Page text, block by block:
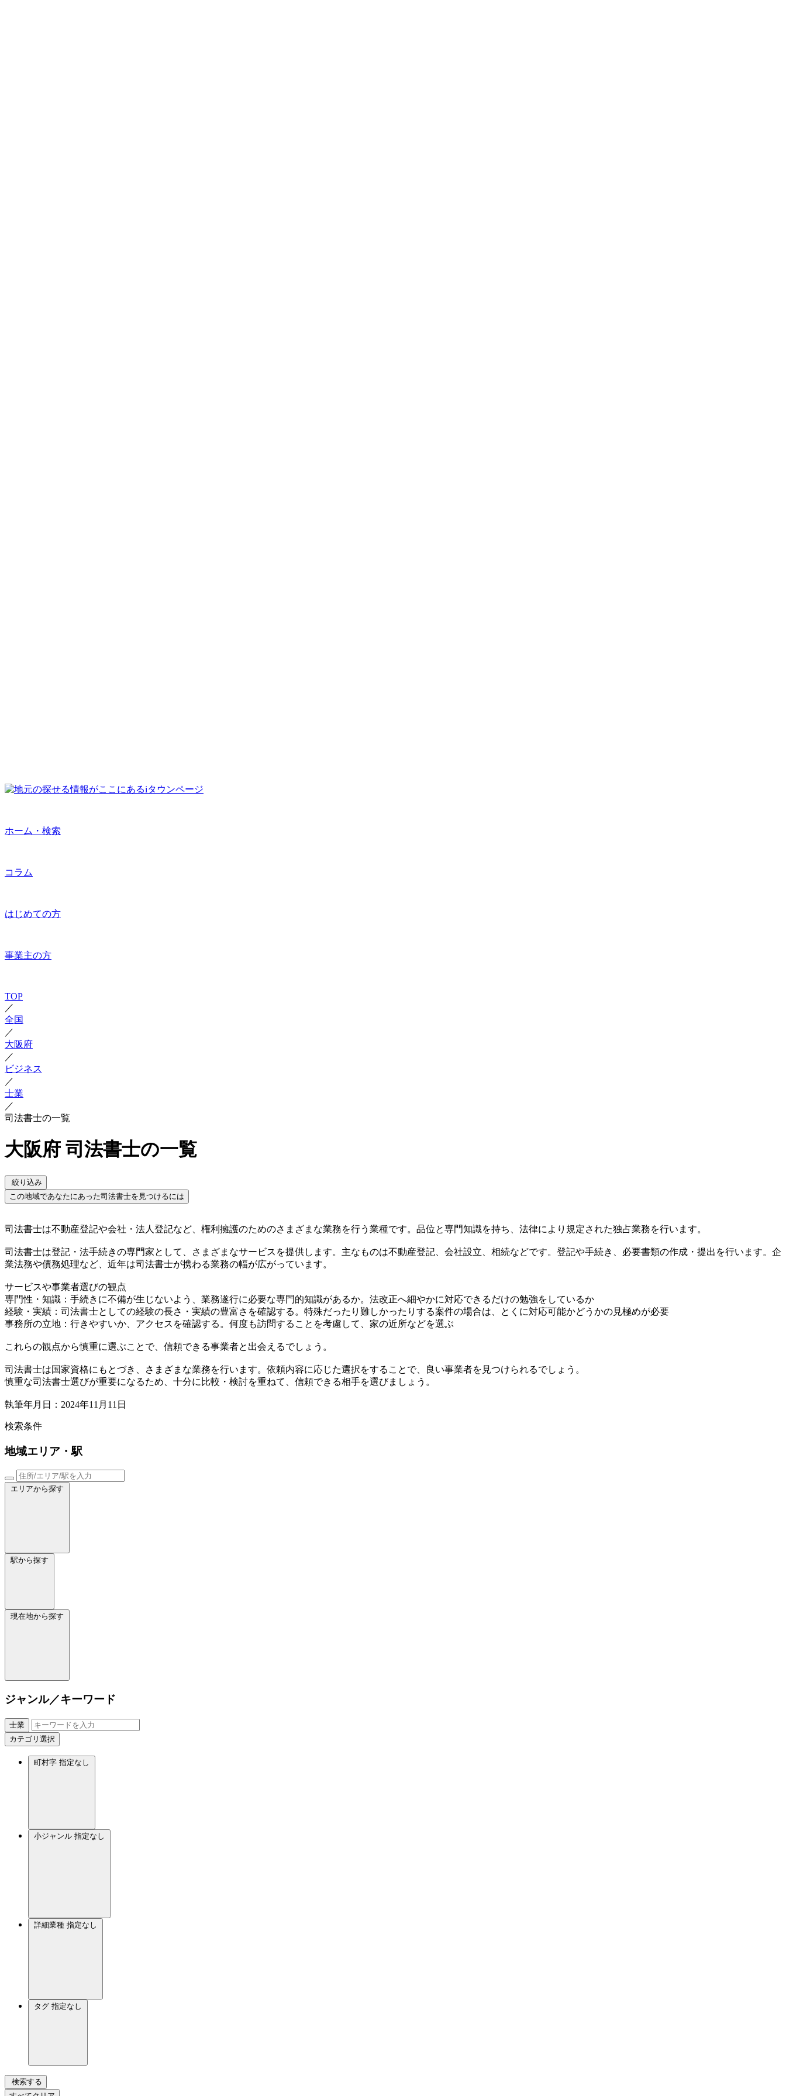
ホーム・検索
コラム
はじめての方
事業主の方
TOP
／
全国
／
大阪府
／
ビジネス
／
士業
／
司法書士の一覧
大阪府 司法書士の一覧
絞り込み
この地域であなたにあった司法書士を見つけるには
司法書士は不動産登記や会社・法人登記など、権利擁護のためのさまざまな業務を行う業種です。品位と専門知識を持ち、法律により規定された独占業務を行います。
司法書士は登記・法手続きの専門家として、さまざまなサービスを提供します。主なものは不動産登記、会社設立、相続などです。登記や手続き、必要書類の作成・提出を行います。企
業法務や債務処理など、近年は司法書士が携わる業務の幅が広がっています。
サービスや事業者選びの観点
専門性・知識：手続きに不備が生じないよう、業務遂行に必要な専門的知識があるか。法改正へ細やかに対応できるだけの勉強をしているか
経験・実績：司法書士としての経験の長さ・実績の豊富さを確認する。特殊だったり難しかったりする案件の場合は、とくに対応可能かどうかの見極めが必要
事務所の立地：行きやすいか、アクセスを確認する。何度も訪問することを考慮して、家の近所などを選ぶ
これらの観点から慎重に選ぶことで、信頼できる事業者と出会えるでしょう。
司法書士は国家資格にもとづき、さまざまな業務を行います。依頼内容に応じた選択をすることで、良い事業者を見つけられるでしょう。
慎重な司法書士選びが重要になるため、十分に比較・検討を重ねて、信頼できる相手を選びましょう。
執筆年月日：2024年11月11日
検索条件
地域エリア・駅
エリアから探す
駅から探す
現在地から探す
ジャンル／キーワード
士業
カテゴリ選択
町村字 指定なし
小ジャンル 指定なし
詳細業種 指定なし
タグ 指定なし
検索する